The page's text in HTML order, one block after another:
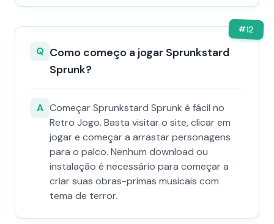
#12
Q Como começo a jogar Sprunkstard
Sprunk?
A Começar Sprunkstard Sprunk é fácil no
Retro Jogo. Basta visitar o site, clicar em
jogar e começar a arrastar personagens
para o palco. Nenhum download ou
instalação é necessário para começar a
criar suas obras-primas musicais com
tema de terror.